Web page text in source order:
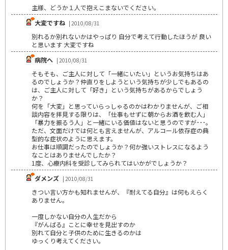
主様、どうか１人で抱えこまないでください。
大変ですね | 2010/08/31
別れるか別れないかはやっぱり 自分で考えて行動したほうが 良い
と思います 大変ですね
病院へ | 2010/08/31
そもそも、ご主人に対して「一緒にいたい」というお気持ちはあ
るのでしょうか？仲直りをしようという気持ちが少しでもあるの
は、ご主人に対して「好き」という気持ちがあるからでしょう
か？
何を「大変」と思っていらっしゃるのかはわかりませんが、ご相
談内容を拝見する限りは、「仕事もせずに朝からお酒を飲む人」
「暴力を振るう人」と一緒にいる価値はないと思うのですが･･･。
ただ、文面だけでは何とも言えませんが、アルコール依存症の典
型的な症状のように思えます。
お仕事は順調だったのでしょうか？何か強いストレスになるよう
なことはありませんでしたか？
1度、心療内科を受診してみられてはいかがでしょうか？
ダメンズ | 2010/08/31
きつい言い方かも知れませんが、『耐えてる自分』は何もえらく
ありません。
一度しかない自分の人生だから
『がんばる』ことに幸せを見出すのか
別れて自分と子供のために生きるのかは
ゆっくり考えてください。